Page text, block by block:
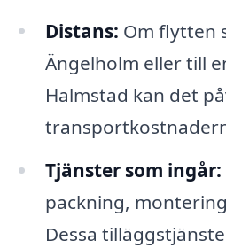
Distans: Om flytten
Ängelholm eller till
Halmstad kan det
Tjänster som ingår:
packning,
Dessa